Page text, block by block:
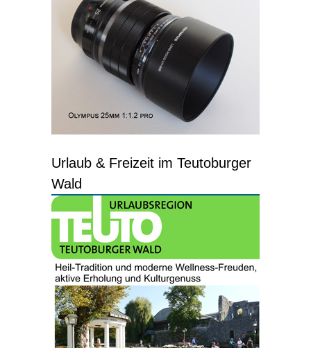
Urlaub & Freizeit im Teutoburger
Wald